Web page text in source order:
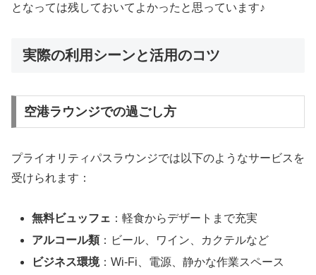
となっては残しておいてよかったと思っています♪
実際の利用シーンと活用のコツ
空港ラウンジでの過ごし方
プライオリティパスラウンジでは以下のようなサービスを
受けられます：
無料ビュッフェ ：軽食からデザートまで充実
アルコール類：ビール、ワイン、カクテルなど
ビジネス環境：Wi-Fi、電源、静かな作業スペース